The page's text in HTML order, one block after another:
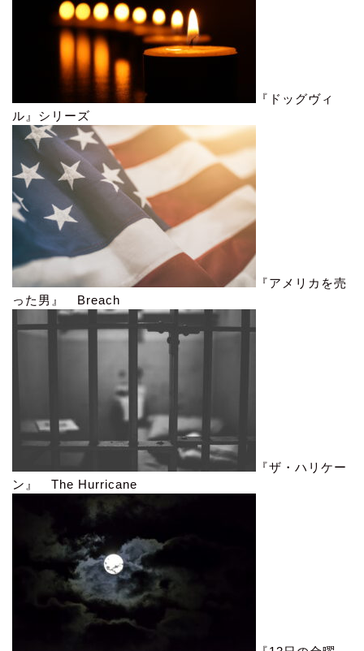
『ドッグヴィ
ル』シリーズ
『アメリカを売
った男』 Breach
『ザ・ハリケー
ン』 The Hurricane